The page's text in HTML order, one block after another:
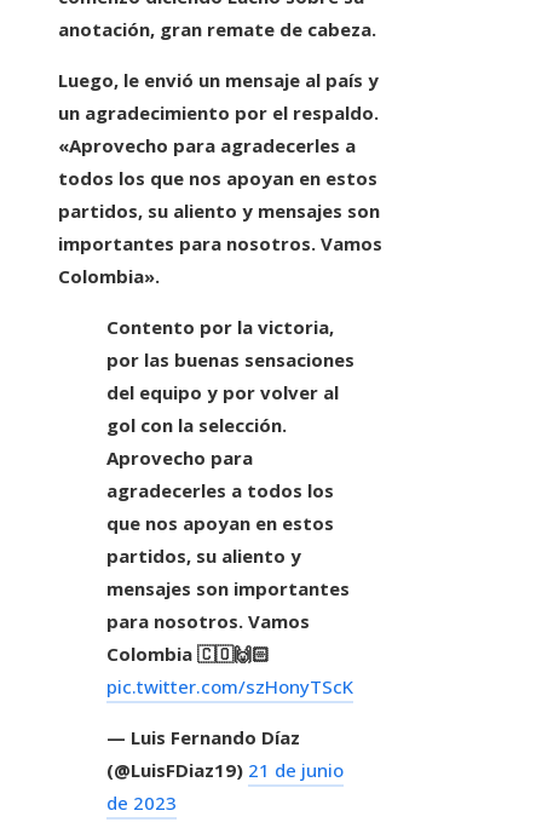
anotación, gran remate de cabeza.
Luego, le envió un mensaje al país y
un agradecimiento por el respaldo.
«Aprovecho para agradecerles a
todos los que nos apoyan en estos
partidos, su aliento y mensajes son
importantes para nosotros. Vamos
Colombia».
Contento por la victoria,
por las buenas sensaciones
del equipo y por volver al
gol con la selección.
Aprovecho para
agradecerles a todos los
que nos apoyan en estos
partidos, su aliento y
mensajes son importantes
para nosotros. Vamos
Colombia 🇨🇴🙌🏻
pic.twitter.com/szHonyTScK
— Luis Fernando Díaz
(@LuisFDiaz19) 21 de junio
de 2023